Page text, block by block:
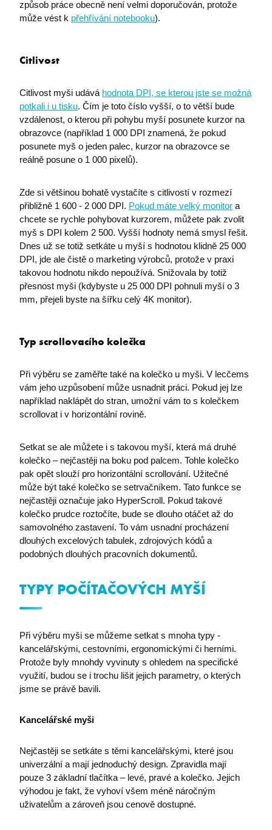
způsob práce obecně není velmi doporučován, protože
může vést k přehřívání notebooku).
Citlivost
Citlivost myši udává hodnota DPI, se kterou jste se možná
potkali i u tisku. Čím je toto číslo vyšší, o to větší bude
vzdálenost, o kterou při pohybu myší posunete kurzor na
obrazovce (například 1 000 DPI znamená, že pokud
posunete myš o jeden palec, kurzor na obrazovce se
reálně posune o 1 000 pixelů).
Zde si většinou bohatě vystačíte s citlivostí v rozmezí
přibližně 1 600 - 2 000 DPI. Pokud máte velký monitor a
chcete se rychle pohybovat kurzorem, můžete pak zvolit
myš s DPI kolem 2 500. Vyšší hodnoty nemá smysl řešit.
Dnes už se totiž setkáte u myší s hodnotou klidně 25 000
DPI, jde ale čistě o marketing výrobců, protože v praxi
takovou hodnotu nikdo nepoužívá. Snižovala by totiž
přesnost myši (kdybyste u 25 000 DPI pohnuli myší o 3
mm, přejeli byste na šířku celý 4K monitor).
Typ scrollovacího kolečka
Při výběru se zaměřte také na kolečko u myši. V lecčems
vám jeho uzpůsobení může usnadnit práci. Pokud jej lze
například naklápět do stran, umožní vám to s kolečkem
scrollovat i v horizontální rovině.
Setkat se ale můžete i s takovou myší, která má druhé
kolečko – nejčastěji na boku pod palcem. Tohle kolečko
pak opět slouží pro horizontální scrollování. Užitečné
může být také kolečko se setrvačníkem. Tato funkce se
nejčastěji označuje jako HyperScroll. Pokud takové
kolečko prudce roztočíte, bude se dlouho otáčet až do
samovolného zastavení. To vám usnadní procházení
dlouhých excelových tabulek, zdrojových kódů a
podobných dlouhých pracovních dokumentů.
TYPY POČÍTAČOVÝCH MYŠÍ
Při výběru myši se můžeme setkat s mnoha typy -
kancelářskými, cestovními, ergonomickými či herními.
Protože byly mnohdy vyvinuty s ohledem na specifické
využití, budou se i trochu lišit jejich parametry, o kterých
jsme se právě bavili.
Kancelářské myši
Nejčastěji se setkáte s těmi kancelářskými, které jsou
univerzální a mají jednoduchý design. Zpravidla mají
pouze 3 základní tlačítka – levé, pravé a kolečko. Jejich
výhodou je fakt, že vyhoví všem méně náročným
uživatelům a zároveň jsou cenově dostupné.